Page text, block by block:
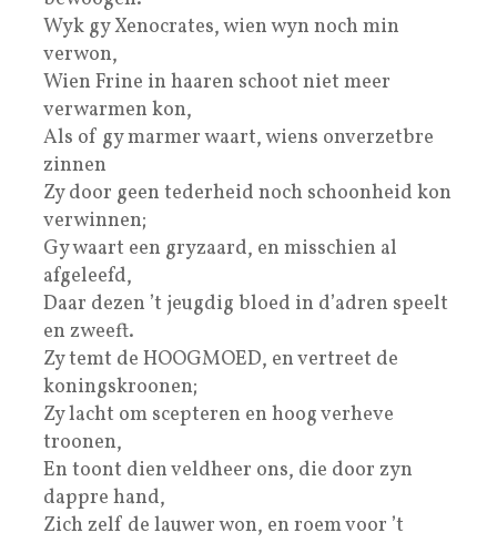
Wyk gy Xenocrates, wien wyn noch min
verwon,
Wien Frine in haaren schoot niet meer
verwarmen kon,
Als of gy marmer waart, wiens onverzetbre
zinnen
Zy door geen tederheid noch schoonheid kon
verwinnen;
Gy waart een gryzaard, en misschien al
afgeleefd,
Daar dezen ’t jeugdig bloed in d’adren speelt
en zweeft.
Zy temt de HOOGMOED, en vertreet de
koningskroonen;
Zy lacht om scepteren en hoog verheve
troonen,
En toont dien veldheer ons, die door zyn
dappre hand,
Zich zelf de lauwer won, en roem voor ’t